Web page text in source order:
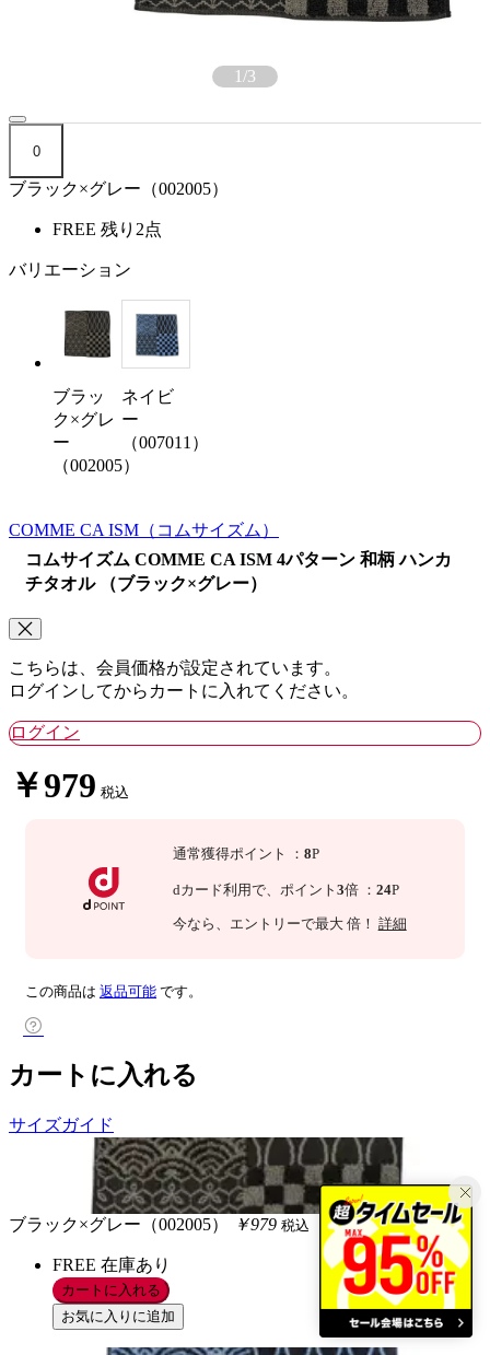
1/3
0
ブラック×グレー（002005）
FREE 残り2点
バリエーション
ブラッ
ク×グレ
ー
（002005）
ネイビ
ー
（007011）
COMME CA ISM （コムサイズム）
コムサイズム COMME CA ISM 4パターン 和柄 ハンカ
チタオル （ブラック×グレー）
こちらは、会員価格が設定されています。
ログインしてからカートに入れてください。
ログイン
￥979 税込
通常獲得ポイント ： 8P
dカード利用で、 ポイント 3倍 ： 24P
今なら 、エントリーで最大 倍！ 詳細
この商品は 返品可能 です。
カートに入れる
サイズガイド
ブラック×グレー（002005） ￥979 税込
FREE 在庫あり
カートに入れる
お気に入りに追加